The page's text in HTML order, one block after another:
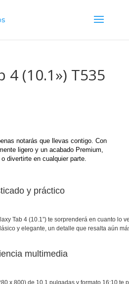
4 (10.1») T535
notarás que llevas contigo. Con
ligero y un acabado Premium,
divertirte en cualquier parte.
y práctico
Tab 4 (10.1”) te sorprenderá en cuanto
y elegante, un detalle que resalta aún
multimedia
x 800) de 10.1 pulgadas y formato 16:10